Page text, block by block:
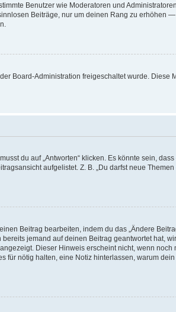
Benutzer wie Moderatoren und
Beiträge, nur um deinen Rang zu erhöhen
Board-Administration freigeschaltet wurde. Diese
du auf „Antworten“ klicken. Es könnte sein,
aufgelistet. Z. B. „Du darfst neue Themen
Beitrag bearbeiten, indem du das „Ändere
jemand auf deinen Beitrag geantwortet hat,
Dieser Hinweis erscheint nicht, wenn noch
nötig halten, eine Notiz hinterlassen, warum